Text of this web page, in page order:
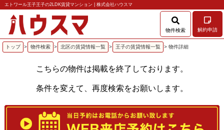
エトワール王子王子の2LDK賃貸マンション | 株式会社ハウスマ
物件検索 解約申請
トップ > 物件検索 > 北区の賃貸情報一覧 > 王子の賃貸情報一覧 > 物件詳細
こちらの物件は掲載を終了しております。
条件を変えて、再度検索をお願いします。